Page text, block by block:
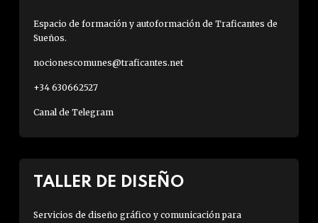
Espacio de formación y autoformación de Traficantes de
Sueños.
nocionescomunes@traficantes.net
+34 630662527
Canal de Telegram
TALLER DE DISEÑO
Servicios de diseño gráfico y comunicación para